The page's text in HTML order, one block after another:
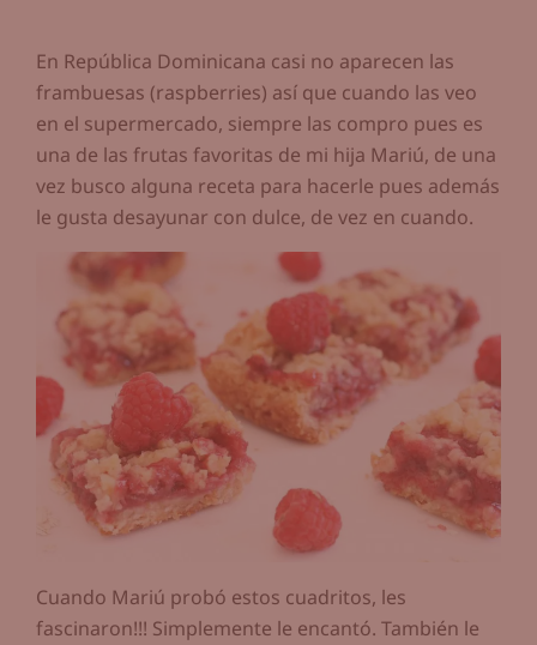
En República Dominicana casi no aparecen las
frambuesas (raspberries) así que cuando las veo
en el supermercado, siempre las compro pues es
una de las frutas favoritas de mi hija Mariú, de una
vez busco alguna receta para hacerle pues además
le gusta desayunar con dulce, de vez en cuando.
Cuando Mariú probó estos cuadritos, les
fascinaron!!! Simplemente le encantó. También le